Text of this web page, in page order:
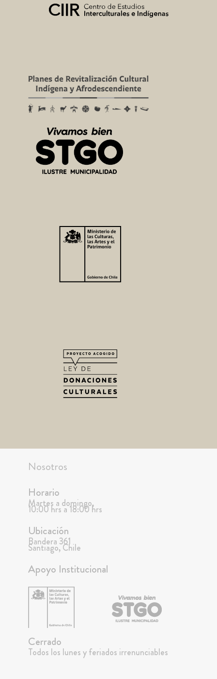
Nosotros
Horario
Martes a domingo,
10:00 hrs a 18:00 hrs
Ubicación
Bandera 361
Santiago, Chile
Apoyo Institucional
Cerrado
Todos los lunes y feriados irrenunciables